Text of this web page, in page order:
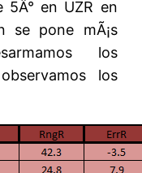
5Â° en UZR en
se pone mÃ¡s
los
los